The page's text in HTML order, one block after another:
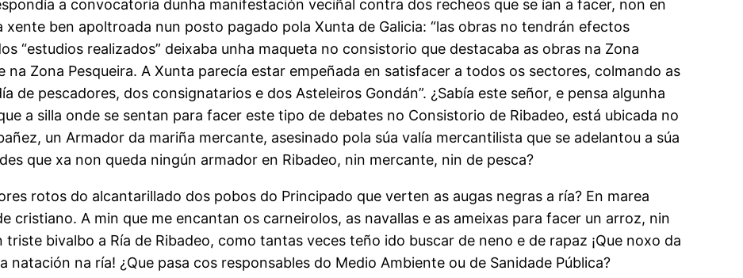
a convocatoria dunha manifestación veciñal contra dos recheos que se ían a facer, non en
xente ben apoltroada nun posto pagado pola Xunta de Galicia: “las obras no tendrán efectos
“estudios realizados” deixaba unha maqueta no consistorio que destacaba as obras na Zona
Zona Pesqueira. A Xunta parecía estar empeñada en satisfacer a todos os sectores, colmando as
de pescadores, dos consignatarios e dos Asteleiros Gondán”. ¿Sabía este señor, e pensa algunha
a silla onde se sentan para facer este tipo de debates no Consistorio de Ribadeo, está ubicada no
un Armador da mariña mercante, asesinado pola súa valía mercantilista que se adelantou a súa
que xa non queda ningún armador en Ribadeo, nin mercante, nin de pesca?
rotos do alcantarillado dos pobos do Principado que verten as augas negras a ría? En marea
cristiano. A min que me encantan os carneirolos, as navallas e as ameixas para facer un arroz, nin
bivalbo a Ría de Ribadeo, como tantas veces teño ido buscar de neno e de rapaz ¡Que noxo da
na ría! ¿Que pasa cos responsables do Medio Ambiente ou de Sanidade Pública?